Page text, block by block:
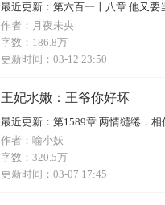
最近更新： 第六百一十八章 他又要
作者： 月夜未央
字数： 186.8万
更新时间： 03-12 23:50
王妃水嫩：王爷你好坏
最近更新： 第1589章 两情缱绻，相
作者： 喻小妖
字数： 320.5万
更新时间： 03-07 17:45